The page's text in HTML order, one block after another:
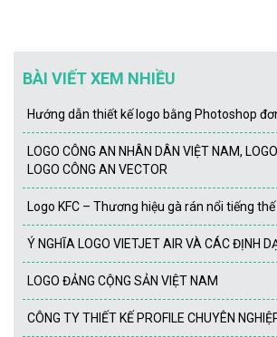
BÀI VIẾT XEM NHIỀU
Hướng dẫn thiết kế logo bằng Photoshop
LOGO CÔNG AN NHÂN DÂN VIỆT NAM,
LOGO CÔNG AN VECTOR
Logo KFC – Thương hiệu gà rán nổi tiếng thế
Ý NGHĨA LOGO VIETJET AIR VÀ CÁC ĐỊNH
LOGO ĐẢNG CỘNG SẢN VIỆT NAM
CÔNG TY THIẾT KẾ PROFILE CHUYÊN